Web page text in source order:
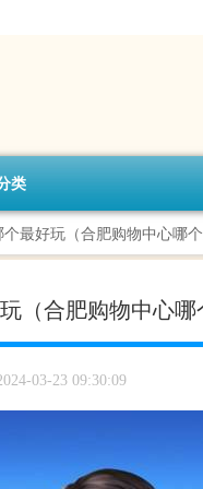
类
最好玩（合肥购物中心哪个
（合肥购物中心哪
03-23 09:30:09